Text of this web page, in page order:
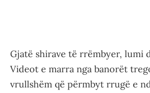
Gjatë shirave të rrëmbyer, lumi
Videot e marra nga banorët
vrullshëm që përmbyt rrugë e